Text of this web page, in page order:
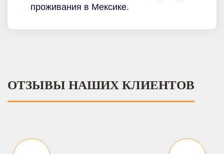
проживания в Мексике.
ОТЗЫВЫ НАШИХ КЛИЕНТОВ